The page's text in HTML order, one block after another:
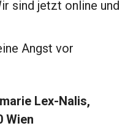
sind jetzt online und
Angst vor
Lex-Nalis,
Wien